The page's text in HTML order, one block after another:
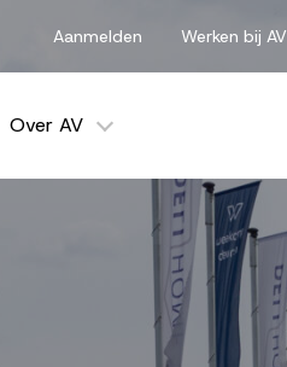
Aanmelden Werken bij AV
Over AV